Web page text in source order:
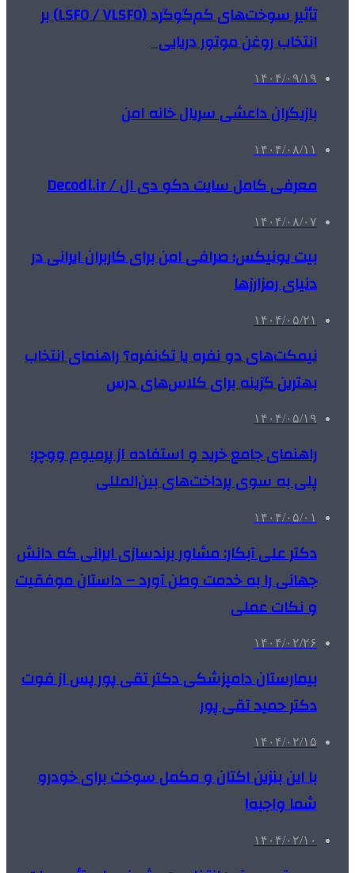
تأثیر سوخت‌های کم‌گوگرد (LSFO / VLSFO) بر
انتخاب روغن موتور دریایی
۱۴۰۴/۰۹/۱۹
بازیگران داعشی سریال خانه امن
۱۴۰۴/۰۸/۱۱
معرفی کامل سایت دکو دی ال / Decodl.ir
۱۴۰۴/۰۸/۰۷
بیت یونیکس؛ صرافی امن برای کاربران ایرانی در
دنیای رمزارزها
۱۴۰۴/۰۵/۲۱
نیمکت‌های دو نفره یا تک‌نفره؟ راهنمای انتخاب
بهترین گزینه برای کلاس‌های درس
۱۴۰۴/۰۵/۱۹
راهنمای جامع خرید و استفاده از پرمیوم ووچر؛
پلی به سوی پرداخت‌های بین‌المللی
۱۴۰۴/۰۵/۰۱
دکتر علی آبکار: مشاور برندسازی ایرانی که دانش
جهانی را به خدمت وطن آورد – داستان موفقیت
و نکات عملی
۱۴۰۴/۰۲/۲۶
بیمارستان دامپزشکی دکتر تقی پور پس از فوت
دکتر حمید تقی پور
۱۴۰۴/۰۲/۱۵
با این بنزین اکتان و مکمل سوخت برای خودرو
شما واجبه!
۱۴۰۴/۰۲/۱۰